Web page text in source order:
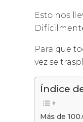
Esto nos
Para que
vez se
Índice
Más de